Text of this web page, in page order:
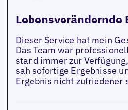
Lebensverändernde
Dieser Service hat mein
Das Team war
stand immer zur
sah sofortige Ergebnisse
Ergebnis nicht zufriedener